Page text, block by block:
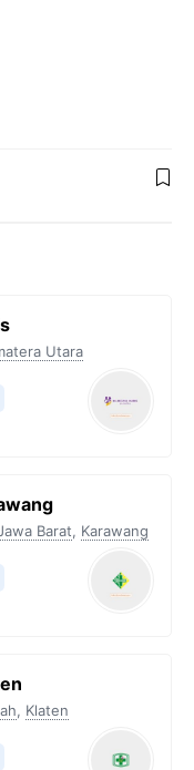
Utara
Barat, Karawang
, Klaten